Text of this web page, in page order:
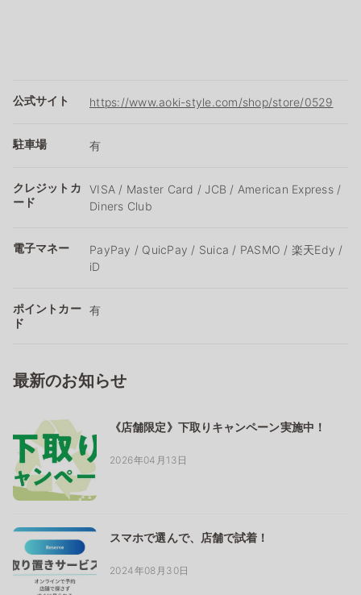
公式サイト https://www.aoki-style.com/shop/store/0529
駐車場 有
クレジットカ
ード
VISA / Master Card / JCB / American Express /
Diners Club
電子マネー
PayPay / QuicPay / Suica / PASMO / 楽天Edy /
iD
ポイントカー
ド
有
最新のお知らせ
《店舗限定》下取りキャンペーン実施中！
2026年04月13日
スマホで選んで、店舗で試着！
2024年08月30日